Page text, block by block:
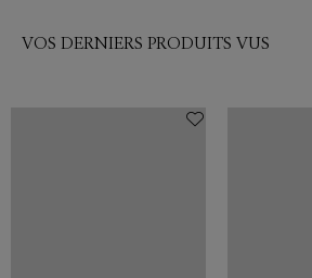
VOS DERNIERS PRODUITS VUS